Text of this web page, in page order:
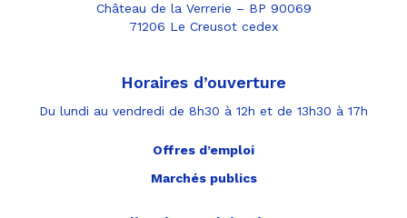
Château de la Verrerie – BP 90069
71206 Le Creusot cedex
Horaires d’ouverture
Du lundi au vendredi de 8h30 à 12h et de 13h30 à 17h
Offres d’emploi
Marchés publics